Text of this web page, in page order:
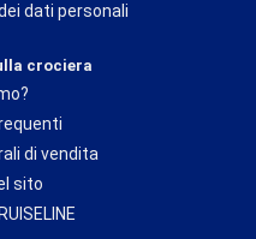
dati personali
crociera
di vendita
sito